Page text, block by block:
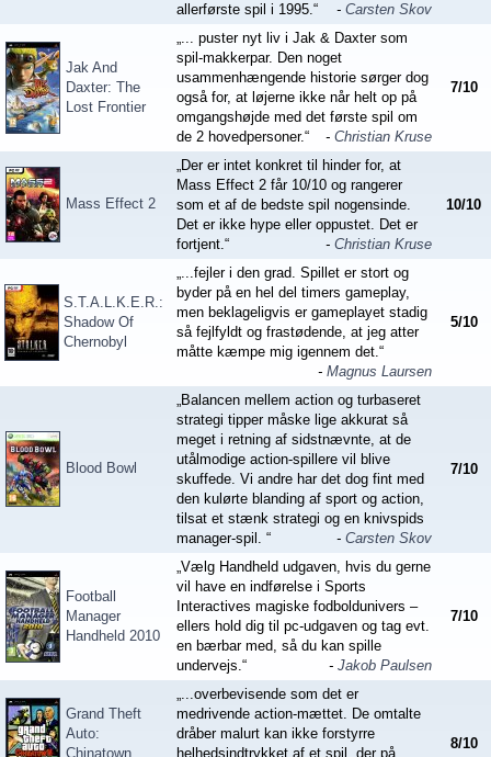
allerførste spil i 1995.“
- Carsten Skov
Jak And
Daxter: The
Lost Frontier
„... puster nyt liv i Jak & Daxter som
spil-makkerpar. Den noget
usammenhængende historie sørger dog
også for, at løjerne ikke når helt op på
omgangshøjde med det første spil om
de 2 hovedpersoner.“
- Christian Kruse
7/10
Mass Effect 2
„Der er intet konkret til hinder for, at
Mass Effect 2 får 10/10 og rangerer
som et af de bedste spil nogensinde.
Det er ikke hype eller oppustet. Det er
fortjent.“
- Christian Kruse
10/10
S.T.A.L.K.E.R.:
Shadow Of
Chernobyl
„...fejler i den grad. Spillet er stort og
byder på en hel del timers gameplay,
men beklageligvis er gameplayet stadig
så fejlfyldt og frastødende, at jeg atter
måtte kæmpe mig igennem det.“
- Magnus Laursen
5/10
Blood Bowl
„Balancen mellem action og turbaseret
strategi tipper måske lige akkurat så
meget i retning af sidstnævnte, at de
utålmodige action-spillere vil blive
skuffede. Vi andre har det dog fint med
den kulørte blanding af sport og action,
tilsat et stænk strategi og en knivspids
manager-spil. “
- Carsten Skov
7/10
Football
Manager
Handheld 2010
„Vælg Handheld udgaven, hvis du gerne
vil have en indførelse i Sports
Interactives magiske fodboldunivers –
ellers hold dig til pc-udgaven og tag evt.
en bærbar med, så du kan spille
undervejs.“
- Jakob Paulsen
7/10
Grand Theft
Auto:
Chinatown
„...overbevisende som det er
medrivende action-mættet. De omtalte
dråber malurt kan ikke forstyrre
helhedsindtrykket af et spil, der på
8/10